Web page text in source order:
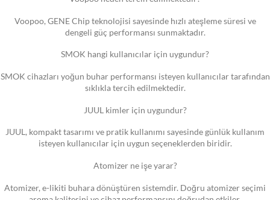
Voopoo, GENE Chip teknolojisi sayesinde hızlı ateşleme süresi ve
dengeli güç performansı sunmaktadır.
SMOK hangi kullanıcılar için uygundur?
SMOK cihazları yoğun buhar performansı isteyen kullanıcılar tarafından
sıklıkla tercih edilmektedir.
JUUL kimler için uygundur?
JUUL, kompakt tasarımı ve pratik kullanımı sayesinde günlük kullanım
isteyen kullanıcılar için uygun seçeneklerden biridir.
Atomizer ne işe yarar?
Atomizer, e-likiti buhara dönüştüren sistemdir. Doğru atomizer seçimi